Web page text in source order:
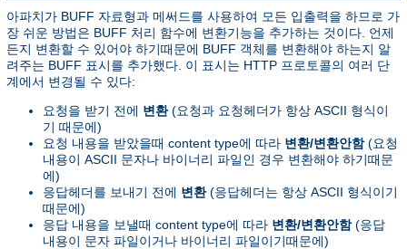
아파치가 BUFF 자료형과 메써드를 사용하여 모든 입출력을 하므로 가
장 쉬운 방법은 BUFF 처리 함수에 변환기능을 추가하는 것이다. 언제
든지 변환할 수 있어야 하기때문에 BUFF 객체를 변환해야 하는지 알
려주는 BUFF 표시를 추가했다. 이 표시는 HTTP 프로토콜의 여러 단
계에서 변경될 수 있다:
요청을 받기 전에 변환(요청과 요청헤더가 항상 ASCII 형식이
기 때문에)
요청 내용을 받았을때 content type에 따라 변환/변환안함(요청
내용이 ASCII 문자나 바이너리 파일인 경우 변환해야 하기때문
에)
응답헤더를 보내기 전에 변환(응답헤더는 항상 ASCII 형식이기
때문에)
응답 내용을 보낼때 content type에 따라 변환/변환안함(응답
내용이 문자 파일이거나 바이너리 파일이기때문에)